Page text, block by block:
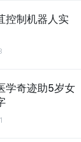
控制机器人实
学奇迹助5岁女